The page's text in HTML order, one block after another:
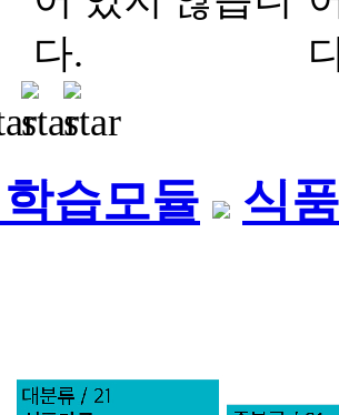
습모듈 식